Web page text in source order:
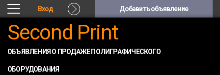
Вход Добавить объявление
Second Print
ОБЪЯВЛЕНИЯ О ПРОДАЖЕ ПОЛИГРАФИЧЕСКОГО
ОБОРУДОВАНИЯ